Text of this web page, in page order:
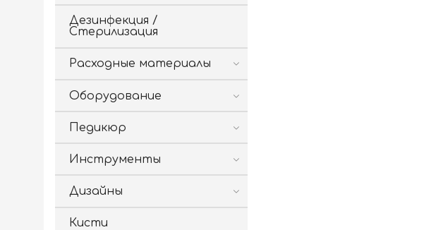
Дезинфекция /
Стерилизация
Расходные материалы
Оборудование
Педикюр
Инструменты
Дизайны
Кисти